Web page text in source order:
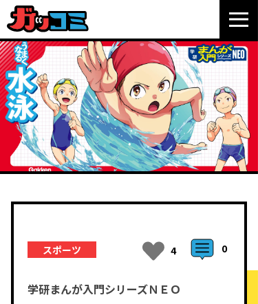
スポーツ 4 0
学研まんが入門シリーズＮＥＯ